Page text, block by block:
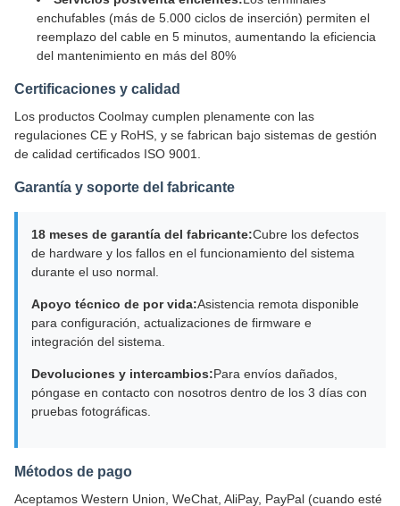
enchufables (más de 5.000 ciclos de inserción) permiten el
reemplazo del cable en 5 minutos, aumentando la eficiencia
del mantenimiento en más del 80%
Certificaciones y calidad
Los productos Coolmay cumplen plenamente con las
regulaciones CE y RoHS, y se fabrican bajo sistemas de gestión
de calidad certificados ISO 9001.
Garantía y soporte del fabricante
18 meses de garantía del fabricante:Cubre los defectos
de hardware y los fallos en el funcionamiento del sistema
durante el uso normal.
Apoyo técnico de por vida:Asistencia remota disponible
para configuración, actualizaciones de firmware e
integración del sistema.
Devoluciones y intercambios:Para envíos dañados,
póngase en contacto con nosotros dentro de los 3 días con
pruebas fotográficas.
Métodos de pago
Aceptamos Western Union, WeChat, AliPay, PayPal (cuando esté